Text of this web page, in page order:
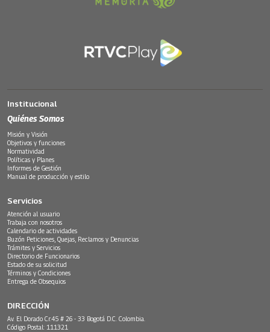
Institucional
Quiénes Somos
Misión y Visión
Objetivos y funciones
Normatividad
Políticas y Planes
Informes de Gestión
Manual de producción y estilo
Servicios
Atención al usuario
Trabaja con nosotros
Calendario de actividades
Buzón Peticiones, Quejas, Reclamos y Denuncias
Trámites y Servicios
Directorio de Funcionarios
Estado de su solicitud
Términos y Condiciones
Entrega de Obsequios
DIRECCIÓN
Av. El Dorado Cr.45 # 26 - 33 Bogotá D.C. Colombia.
Código Postal: 111321